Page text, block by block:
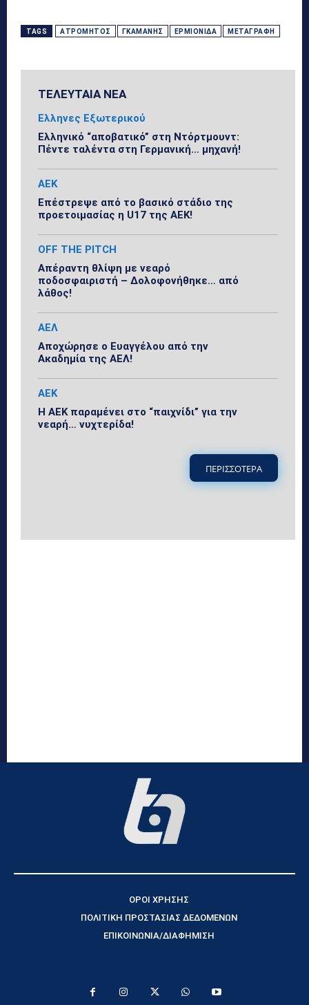
TAGS ΑΤΡΌΜΗΤΟΣ ΓΚΑΜΆΝΗΣ ΕΡΜΙΟΝΊΔΑ ΜΕΤΑΓΡΑΦΉ
ΤΕΛΕΥΤΑΙΑ ΝΕΑ
Ελληνες Εξωτερικού
Ελληνικό “αποβατικό” στη Ντόρτμουντ:
Πέντε ταλέντα στη Γερμανική… μηχανή!
ΑΕΚ
Επέστρεψε από το βασικό στάδιο της
προετοιμασίας η U17 της ΑΕΚ!
OFF THE PITCH
Απέραντη θλίψη με νεαρό
ποδοσφαιριστή – Δολοφονήθηκε… από
λάθος!
ΑΕΛ
Αποχώρησε ο Ευαγγέλου από την
Ακαδημία της ΑΕΛ!
ΑΕΚ
Η ΑΕΚ παραμένει στο “παιχνίδι” για την
νεαρή… νυχτερίδα!
ΠΕΡΙΣΣΟΤΕΡΑ
ΟΡΟΙ ΧΡΗΣΗΣ
ΠΟΛΙΤΙΚΗ ΠΡΟΣΤΑΣΙΑΣ ΔΕΔΟΜΕΝΩΝ
ΕΠΙΚΟΙΝΩΝΙΑ/ΔΙΑΦΗΜΙΣΗ